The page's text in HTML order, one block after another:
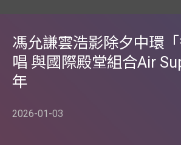
馮允謙雲浩影除夕中環
唱 與國際殿堂組合Air
年
2026-01-03